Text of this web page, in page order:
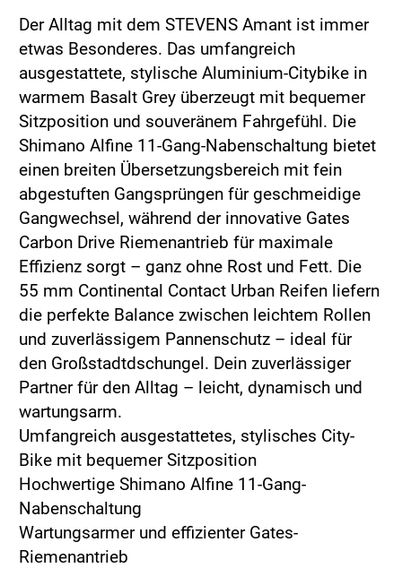
Der Alltag mit dem STEVENS Amant ist immer
etwas Besonderes. Das umfangreich
ausgestattete, stylische Aluminium-Citybike in
warmem Basalt Grey überzeugt mit bequemer
Sitzposition und souveränem Fahrgefühl. Die
Shimano Alfine 11-Gang-Nabenschaltung bietet
einen breiten Übersetzungsbereich mit fein
abgestuften Gangsprüngen für geschmeidige
Gangwechsel, während der innovative Gates
Carbon Drive Riemenantrieb für maximale
Effizienz sorgt – ganz ohne Rost und Fett. Die
55 mm Continental Contact Urban Reifen liefern
die perfekte Balance zwischen leichtem Rollen
und zuverlässigem Pannenschutz – ideal für
den Großstadtdschungel. Dein zuverlässiger
Partner für den Alltag – leicht, dynamisch und
wartungsarm.
Umfangreich ausgestattetes, stylisches City-
Bike mit bequemer Sitzposition
Hochwertige Shimano Alfine 11-Gang-
Nabenschaltung
Wartungsarmer und effizienter Gates-
Riemenantrieb